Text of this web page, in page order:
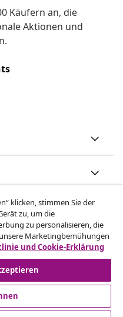
Käufern an, die
Aktionen und
klicken, stimmen Sie der
zu, um die
zu personalisieren, die
Marketingbemühungen
und Cookie-Erklärung